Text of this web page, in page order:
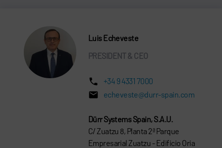
Luis Echeveste
PRESIDENT & CEO
+34 9 4331 7000
echeveste@durr-spain.com
Dürr Systems Spain, S.A.U.
C/ Zuatzu 8, Planta 2ª Parque
Empresarial Zuatzu - Edificio Oria